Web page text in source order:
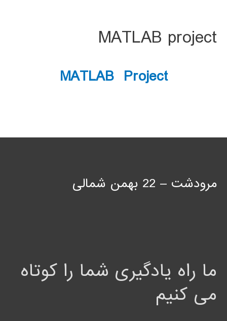
MATLAB project
MATLAB Project
مرودشت – 22 بهمن شمالی
ما راه یادگیری شما را کوتاه
می کنیم